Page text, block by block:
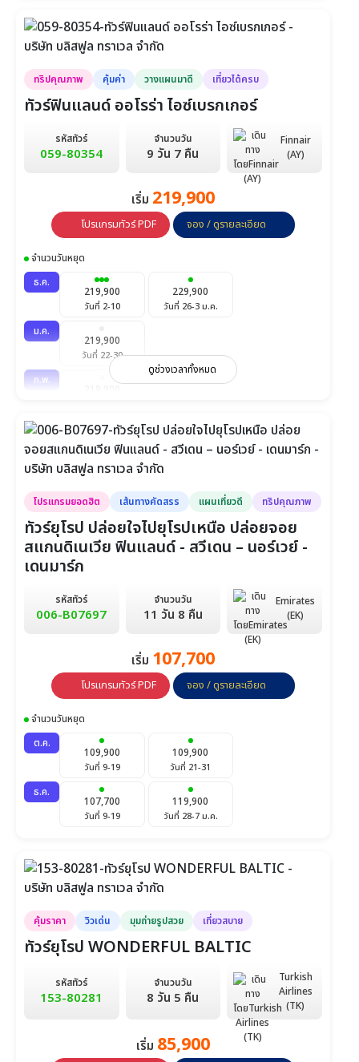
มี.ค.
195,900
วันที่ 6-13
195,900
ทริปคุณภาพ คุ้มค่า วางแผนมาดี เที่ยวได้ครบ
ทัวร์ฟินแลนด์ ออโรร่า ไอซ์เบรกเกอร์
รหัสทัวร์
059-80354
จำนวนวัน
9 วัน 7 คืน
Finnair
(AY)
เริ่ม 219,900
โปรแกรมทัวร์ PDF จอง / ดูรายละเอียด
จำนวนวันหยุด
ธ.ค.
219,900
วันที่ 2-10
229,900
วันที่ 26-3 ม.ค.
ม.ค.
219,900
วันที่ 22-30
ก.พ.
มี.ค.
219,900
วันที่ 13-21
วันที่ 9-17
ดูช่วงเวลาทั้งหมด
โปรแกรมยอดฮิต เส้นทางคัดสรร แผนเที่ยวดี ทริปคุณภาพ
ทัวร์ยุโรป ปล่อยใจไปยุโรปเหนือ ปล่อยจอย
สแกนดิเนเวีย ฟินแลนด์ - สวีเดน – นอร์เวย์ -
เดนมาร์ก
รหัสทัวร์
006-B07697
จำนวนวัน
11 วัน 8 คืน
Emirates
(EK)
เริ่ม 107,700
โปรแกรมทัวร์ PDF จอง / ดูรายละเอียด
จำนวนวันหยุด
ต.ค.
109,900
วันที่ 9-19
109,900
วันที่ 21-31
ธ.ค.
107,700
วันที่ 9-19
119,900
วันที่ 28-7 ม.ค.
คุ้มราคา วิวเด่น มุมถ่ายรูปสวย เที่ยวสบาย
ทัวร์ยุโรป WONDERFUL BALTIC
รหัสทัวร์
153-80281
จำนวนวัน
8 วัน 5 คืน
Turkish
Airlines
(TK)
เริ่ม 85,900